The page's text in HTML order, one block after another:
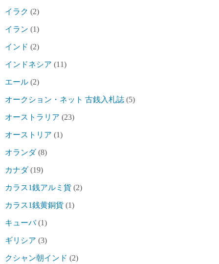
イラク (2)
イラン (1)
インド (2)
インドネシア (11)
エール (2)
オークション・ネット 古銭入札誌 (5)
オーストラリア (23)
オーストリア (1)
オランダ(8)
カナダ(19)
カラス1銭アルミ貨 (2)
カラス1銭黄銅貨 (1)
キューバ(1)
ギリシア (3)
クシャン朝インド (2)